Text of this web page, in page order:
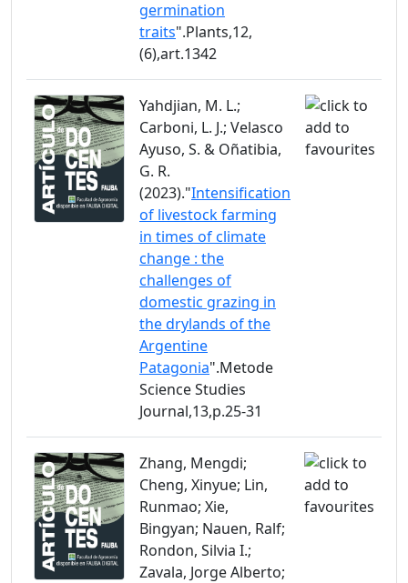
germination
traits".Plants,12,
(6),art.1342
Yahdjian, M. L.;
Carboni, L. J.; Velasco
Ayuso, S. & Oñatibia,
G. R.
(2023)."Intensification
of livestock farming
in times of climate
change : the
challenges of
domestic grazing in
the drylands of the
Argentine
Patagonia".Metode
Science Studies
Journal,13,p.25-31
Zhang, Mengdi;
Cheng, Xinyue; Lin,
Runmao; Xie,
Bingyan; Nauen, Ralf;
Rondon, Silvia I.;
Zavala, Jorge Alberto;